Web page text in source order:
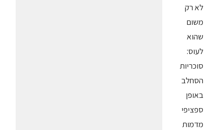
לא רק
משום
שהוא
לעוס:
סוכריות
הסחלב
באופן
ספציפי
מדמות